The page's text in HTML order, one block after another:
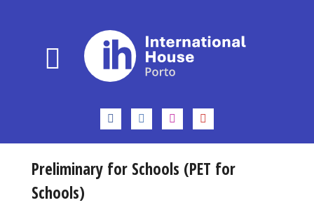
Preliminary for Schools (PET for
Schools)